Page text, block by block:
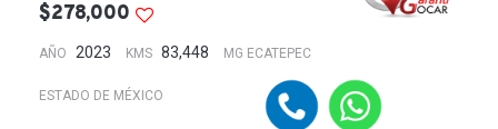
$278,000
AÑO 2023 KMS 83,448 MG ECATEPEC
ESTADO DE MÉXICO